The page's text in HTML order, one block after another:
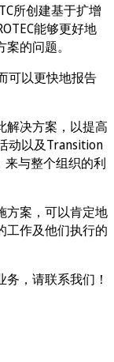
所创建基于扩增
能够更好地
的问题。
可以更快地报告
解决方案，以提高
动以及Transition
来与整个组织的利
方案，可以肯定地
工作及他们执行的
，请联系我们！